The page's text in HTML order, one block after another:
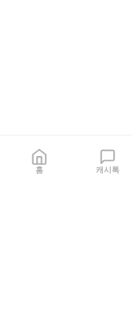
홈 캐시톡